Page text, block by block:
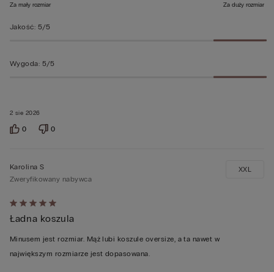
2 sie 2026
Za mały rozmiar Za duży rozmiar
Jakość: 5/5
Wygoda: 5/5
0 0
Ocena
5
z
5
Karolina S
Zweryfikowany nabywca
Ładna koszula
Minusem jest rozmiar. Mąż lubi koszule oversize, a ta nawet w
największym rozmiarze jest dopasowana.
XXL